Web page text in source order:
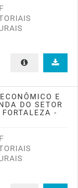
E
DO SETOR
-